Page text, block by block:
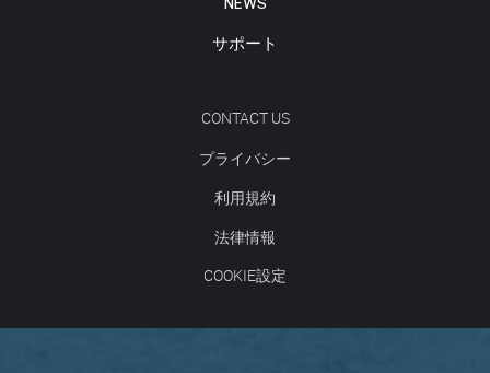
NEWS
サポート
CONTACT US
プライバシー
利用規約
法律情報
COOKIE設定